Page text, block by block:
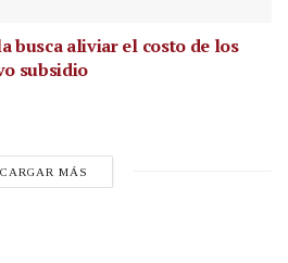
busca aliviar el costo de los
subsidio
CARGAR MÁS